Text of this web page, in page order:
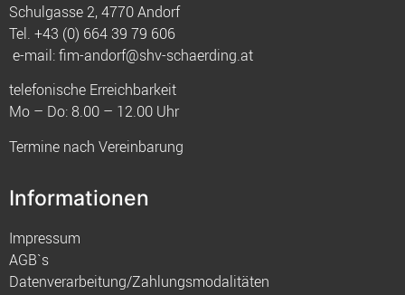
Schulgasse 2, 4770 Andorf
Tel. +43 (0) 664 39 79 606
e-mail:fim-andorf@shv-schaerding.at
telefonische Erreichbarkeit
Mo – Do: 8.00 – 12.00 Uhr
Termine nach Vereinbarung
Informationen
Impressum
AGB`s
Datenverarbeitung/Zahlungsmodalitäten